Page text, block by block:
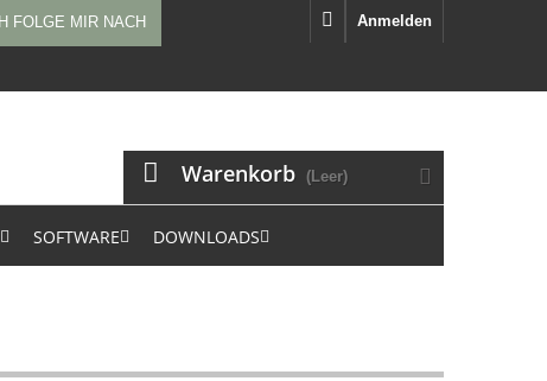
Anmelden
FOLGE MIR NACH
Warenkorb (Leer)
SOFTWARE DOWNLOADS